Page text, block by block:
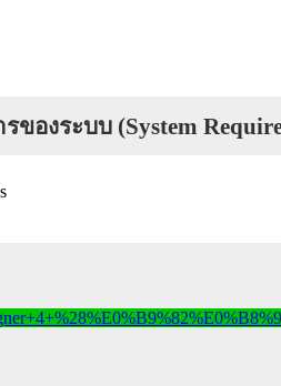
ของระบบ (System